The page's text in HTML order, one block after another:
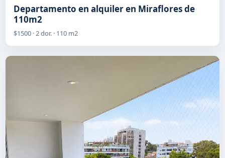
Departamento en alquiler en Miraflores de
110m2
$1500 · 2 dor. · 110 m2